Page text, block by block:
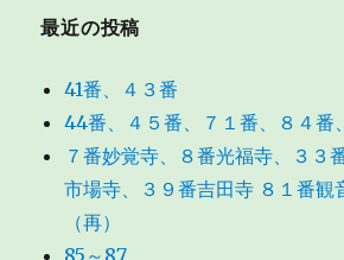
最近の投稿
41番、４３番
44番、４５番、７１番、８４番
７番妙覚寺、８番光福寺、３３
市場寺、３９番吉田寺 ８１番観
（再）